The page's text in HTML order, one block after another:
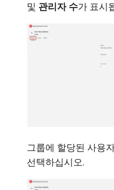
및 관리자 수가 표시
그룹에 할당된 사용
선택하십시오.